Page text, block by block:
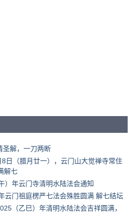
圣解，一刀两断
日（腊月廿一），云门山大觉禅寺常住
解七
）年云门寺清明水陆法会通知
云门祖庭楞严七法会殊胜圆满 解七结坛
（乙巳）年清明水陆法会吉祥圆满，